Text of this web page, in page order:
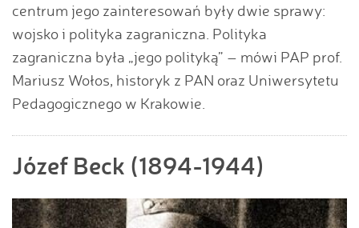
centrum jego zainteresowań były dwie sprawy:
wojsko i polityka zagraniczna. Polityka
zagraniczna była „jego polityką” – mówi PAP prof.
Mariusz Wołos, historyk z PAN oraz Uniwersytetu
Pedagogicznego w Krakowie.
Józef Beck (1894-1944)